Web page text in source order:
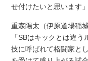
せ付けたいと思います」
重森陽太（伊原道場稲
「SBはキックとは違
技に呼ばれて格闘家と